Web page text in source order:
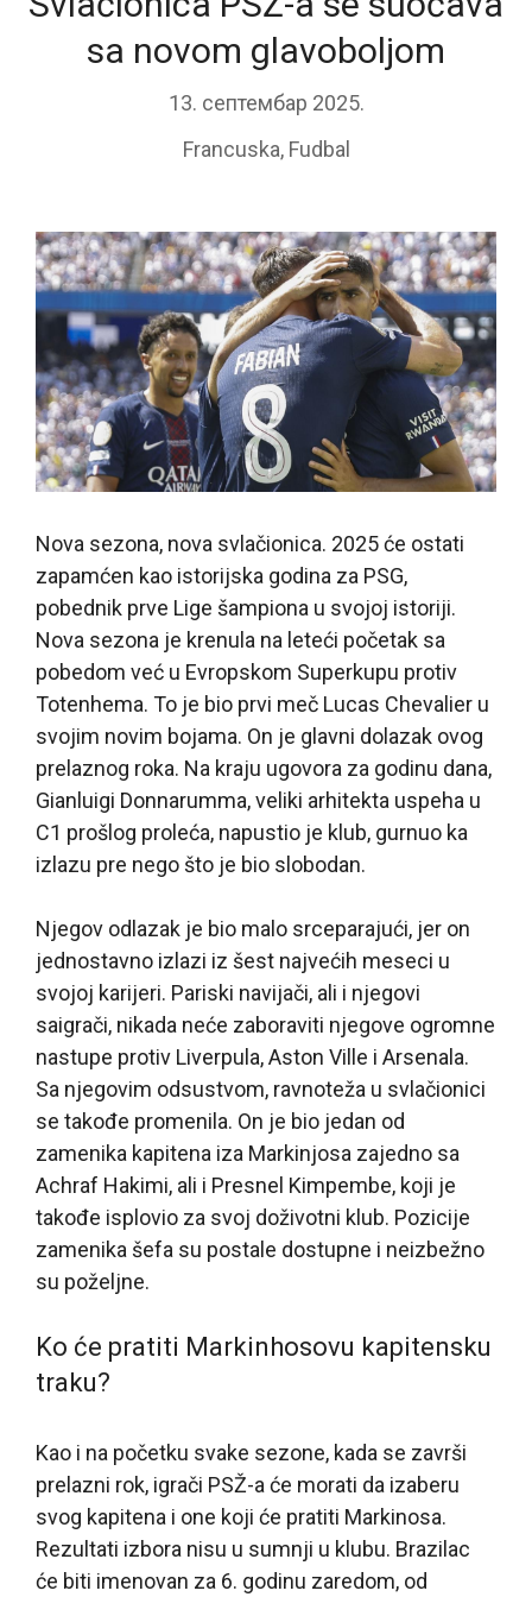
sa novom glavoboljom
13. септембар 2025.
Francuska, Fudbal
Nova sezona, nova svlačionica. 2025 će ostati
zapamćen kao istorijska godina za PSG,
pobednik prve Lige šampiona u svojoj istoriji.
Nova sezona je krenula na leteći početak sa
pobedom već u Evropskom Superkupu protiv
Totenhema. To je bio prvi meč Lucas Chevalier u
svojim novim bojama. On je glavni dolazak ovog
prelaznog roka. Na kraju ugovora za godinu dana,
Gianluigi Donnarumma, veliki arhitekta uspeha u
C1 prošlog proleća, napustio je klub, gurnuo ka
izlazu pre nego što je bio slobodan.
Njegov odlazak je bio malo srceparajući, jer on
jednostavno izlazi iz šest najvećih meseci u
svojoj karijeri. Pariski navijači, ali i njegovi
saigrači, nikada neće zaboraviti njegove ogromne
nastupe protiv Liverpula, Aston Ville i Arsenala.
Sa njegovim odsustvom, ravnoteža u svlačionici
se takođe promenila. On je bio jedan od
zamenika kapitena iza Markinjosa zajedno sa
Achraf Hakimi, ali i Presnel Kimpembe, koji je
takođe isplovio za svoj doživotni klub. Pozicije
zamenika šefa su postale dostupne i neizbežno
su poželjne.
Ko će pratiti Markinhosovu kapitensku
traku?
Kao i na početku svake sezone, kada se završi
prelazni rok, igrači PSŽ-a će morati da izaberu
svog kapitena i one koji će pratiti Markinosa.
Rezultati izbora nisu u sumnji u klubu. Brazilac
će biti imenovan za 6. godinu zaredom, od